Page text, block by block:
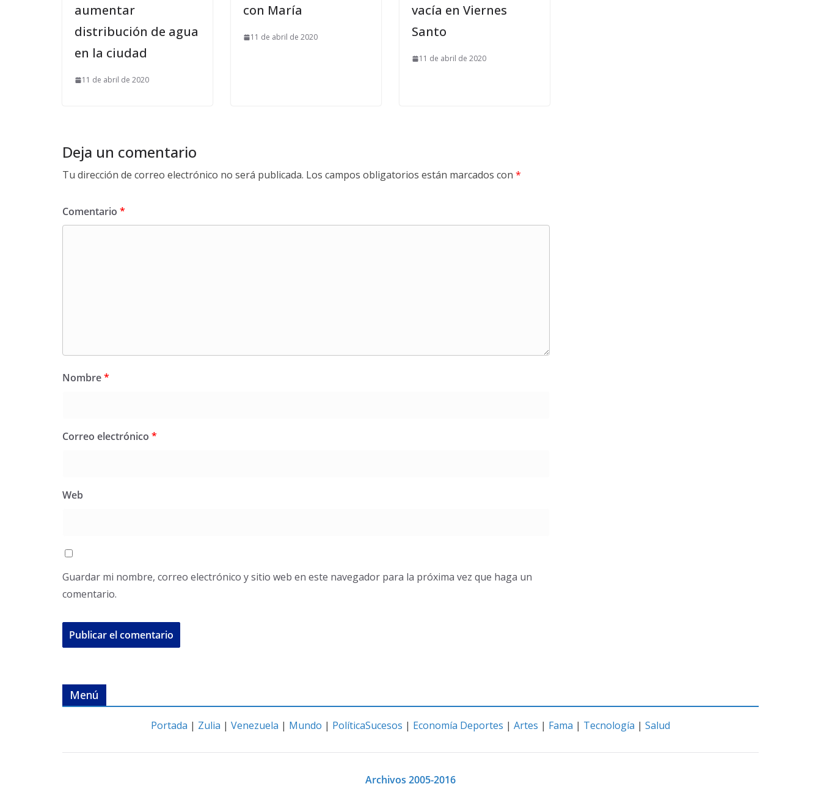
aumentar
distribución de agua
en la ciudad
11 de abril de 2020
con María
11 de abril de 2020
vacía en Viernes
Santo
11 de abril de 2020
Deja un comentario
Tu dirección de correo electrónico no será publicada. Los campos obligatorios están marcados con *
Comentario *
Nombre*
Correo electrónico *
Web
Guardar mi nombre, correo electrónico y sitio web en este navegador para la próxima vez que haga un
comentario.
Menú
Portada | Zulia | Venezuela | Mundo | PolíticaSucesos | Economía Deportes | Artes | Fama | Tecnología | Salud
Archivos 2005-2016